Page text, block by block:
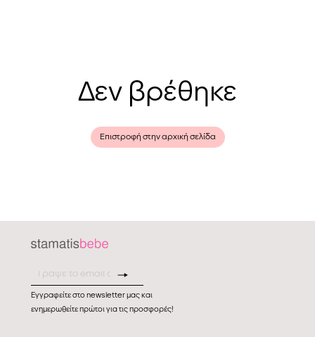
Δεν βρέθηκε
Επιστροφή στην αρχική σελίδα
Εγγραφείτε στο newsletter μας και
ενημερωθείτε πρώτοι για τις προσφορές!